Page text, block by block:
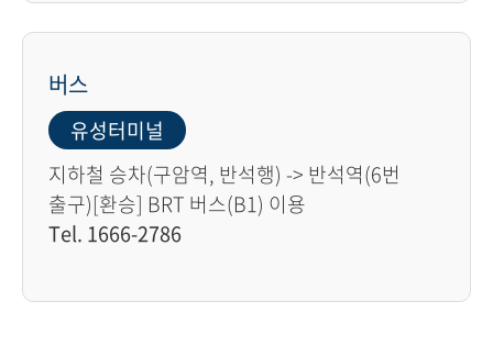
버스
유성터미널
지하철 승차(구암역, 반석행) -> 반석역(6번
출구)[환승] BRT 버스(B1) 이용
Tel. 1666-2786